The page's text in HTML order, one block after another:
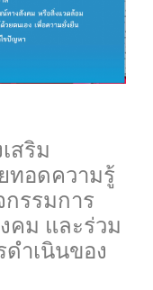
สริม
ทอดความรู้
รรมการ
คม และร่วม
ดำเนินของ